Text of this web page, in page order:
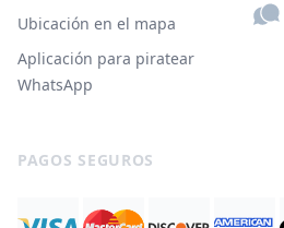
Ubicación en el mapa
Aplicación para piratear
WhatsApp
PAGOS SEGUROS